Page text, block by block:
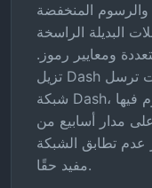
والرسوم المنخفضة
البديلة الراسخة
ومعايير رموز.
تزيل Dash هذه الطبقة بالكامل. أنت ترسل DASH على
شبكة Dash، ببساطة. بالنسبة لبطولة قد تقوم فيها
مدار أسابيع من
عدم تطابق الشبكة
مفيد حقًا.